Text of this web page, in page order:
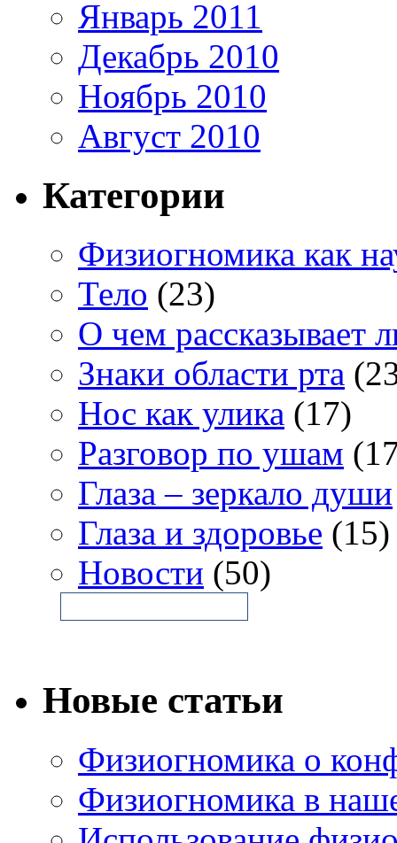
Январь 2011
Декабрь 2010
Ноябрь 2010
Август 2010
Категории
Физиогномика как
Тело (23)
О чем рассказывает
Знаки области рта
Нос как улика (17)
Разговор по ушам
Глаза – зеркало души
Глаза и здоровье (15)
Новости (50)
Новые статьи
Физиогномика о
Физиогномика в